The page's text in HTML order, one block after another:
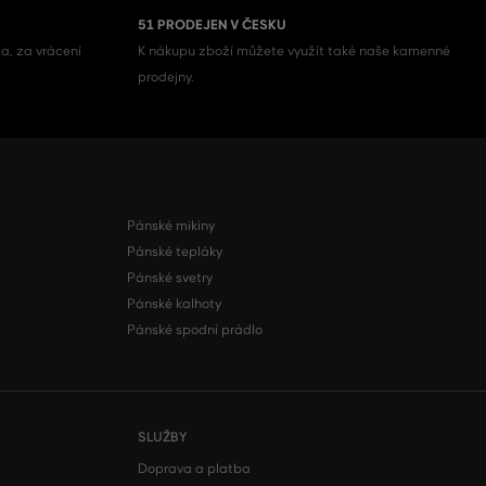
za vrácení
51 PRODEJEN V ČESKU
K nákupu zboží můžete využít také naše kamenné
prodejny.
Pánské mikiny
Pánské tepláky
Pánské svetry
Pánské kalhoty
Pánské spodní prádlo
SLUŽBY
Doprava a platba